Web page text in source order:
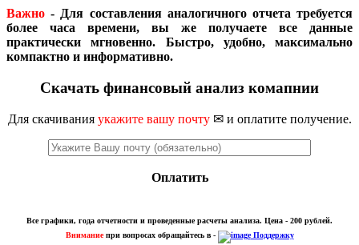
Важно - Для составления аналогичного отчета требуется
более часа времени, вы же получаете все данные
практически мгновенно. Быстро, удобно, максимально
компактно и информативно.
Скачать финансовый анализ комапнии
Для скачивания укажите вашу почту✉ и оплатите получение.
Оплатить
Все графики, года отчетности и проведенные расчеты анализа. Цена - 200 рублей.
Внимание при вопросах обращайтесь в - Поддержку